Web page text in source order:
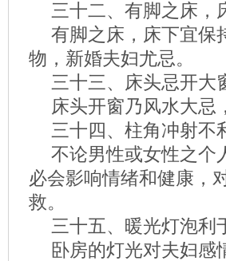
三十二、有脚之床，
有脚之床，床下宜保
物，新婚夫妇尤忌。
三十三、床头忌开大
床头开窗乃风水大忌
三十四、柱角冲射不
不论男性或女性之个
必会影响情绪和健康，
救。
三十五、暖光灯泡利
卧房的灯光对夫妇感